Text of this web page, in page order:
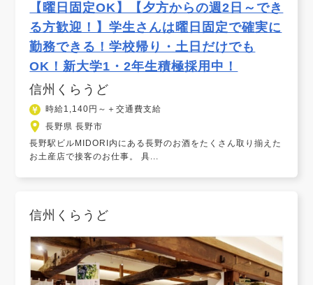
【曜日固定OK】【夕方からの週2日～でき
る方歓迎！】学生さんは曜日固定で確実に
勤務できる！学校帰り・土日だけでも
OK！新大学1・2年生積極採用中！
信州くらうど
時給1,140円～＋交通費支給
長野県 長野市
長野駅ビルMIDORI内にある長野のお酒をたくさん取り揃えた
お土産店で接客のお仕事。 具...
信州くらうど